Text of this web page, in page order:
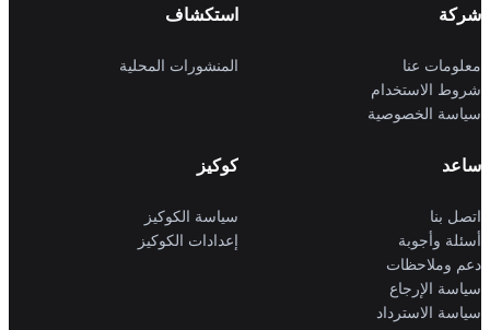
شركة
معلومات عنا
شروط الاستخدام
سياسة الخصوصية
استكشاف
المنشورات المحلية
ساعد
اتصل بنا
أسئلة وأجوبة
دعم وملاحظات
سياسة الإرجاع
سياسة الاسترداد
كوكيز
سياسة الكوكيز
إعدادات الكوكيز